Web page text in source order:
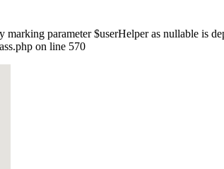
parameter $userHelper as nullable is
on line 570